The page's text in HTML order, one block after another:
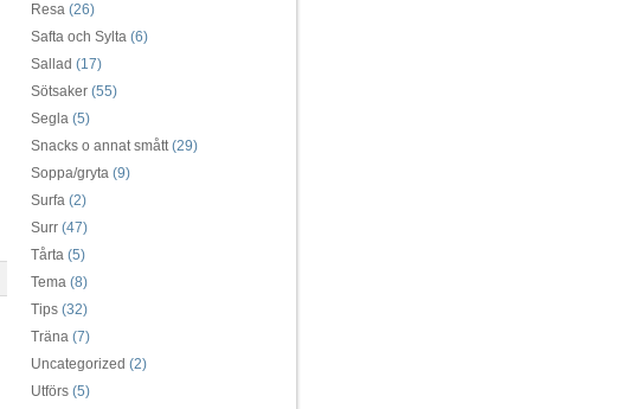
Resa (26)
Safta och Sylta (6)
Sallad (17)
Sötsaker (55)
Segla (5)
Snacks o annat smått(29)
Soppa/gryta (9)
Surfa (2)
Surr (47)
Tårta (5)
Tema (8)
Tips (32)
Träna (7)
Uncategorized (2)
Utförs (5)